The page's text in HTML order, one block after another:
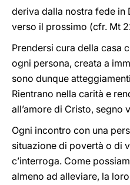
deriva dalla nostra fede in
verso il prossimo (cfr. Mt
Prendersi cura della casa
ogni persona, creata a
sono dunque
Rientrano nella carità e
all’amore di Cristo, segno
Ogni incontro con una
situazione di povertà o di
c’interroga. Come
almeno ad alleviare, la